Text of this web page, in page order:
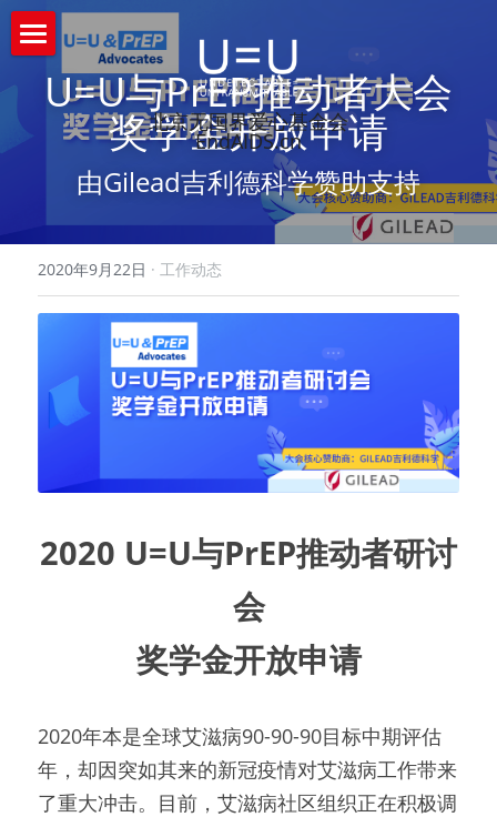
北京无国界爱心基金会
EndAIDS.cn
首页
什么是U=U
关于我们
关于我们
智库与学术委员会
工作机会
新闻中心
活动资源
资源下载
APACC亚太艾滋大会
专题项目
AIDS202020艾滋病大会
+Postive Start积极的开始中国HIV社区赋
Candlelight烛光纪念日
+series正向系列
Fast-Track快速通道城市
U=U&PrEP推动者研讨会
U=U&PrEP推动者研讨会2021
U=U&PrEP推动者研讨会2020
综合预防
ART抗病毒治疗
HIV确证检测/咨询
社区伙伴
PrEP暴露前预防
中国艾滋病合作交流大会
新闻中心
世界零歧视日
最新资讯
互动问答
无国界爱心
U=U与PrEP推动者大会
奖学金开放申请
由Gilead吉利德科学赞助支持
2020年9月22日 · 工作动态
2020 U=U与PrEP推动者研讨
会
奖学金开放申请
2020年本是全球艾滋病90-90-90目标中期评估
年，却因突如其来的新冠疫情对艾滋病工作带来
了重大冲击。目前，艾滋病社区组织正在积极调